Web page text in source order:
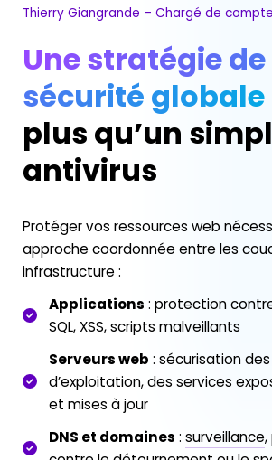
Thierry Giangrande – Chargé de compte
Une stratégie de
sécurité globale
plus qu’un
antivirus
Protéger vos ressources web
approche coordonnée entre les
infrastructure :
Applications : protection
SQL, XSS, scripts malveillants
Serveurs web : sécurisation
d’exploitation, des services
et mises à jour
DNS et domaines : surveillance,